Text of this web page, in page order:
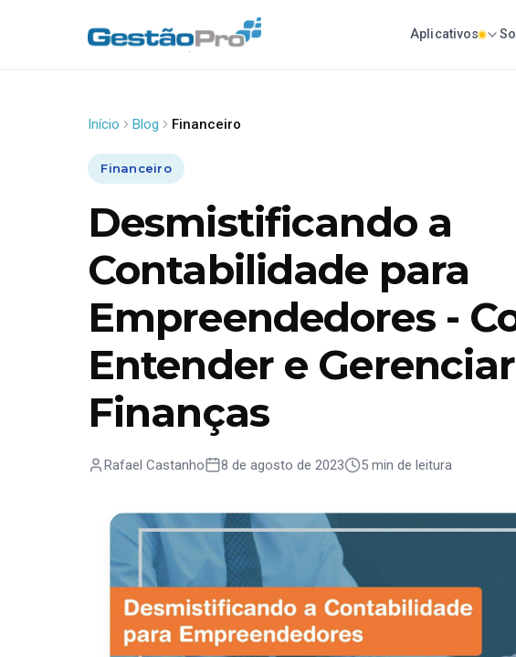
Aplicativos
Início Blog Financeiro
Financeiro
Desmistificando a
Contabilidade para
Empreendedores -
Entender e
Finanças
Rafael Castanho 8 de agosto de 2023 5 min de leitura